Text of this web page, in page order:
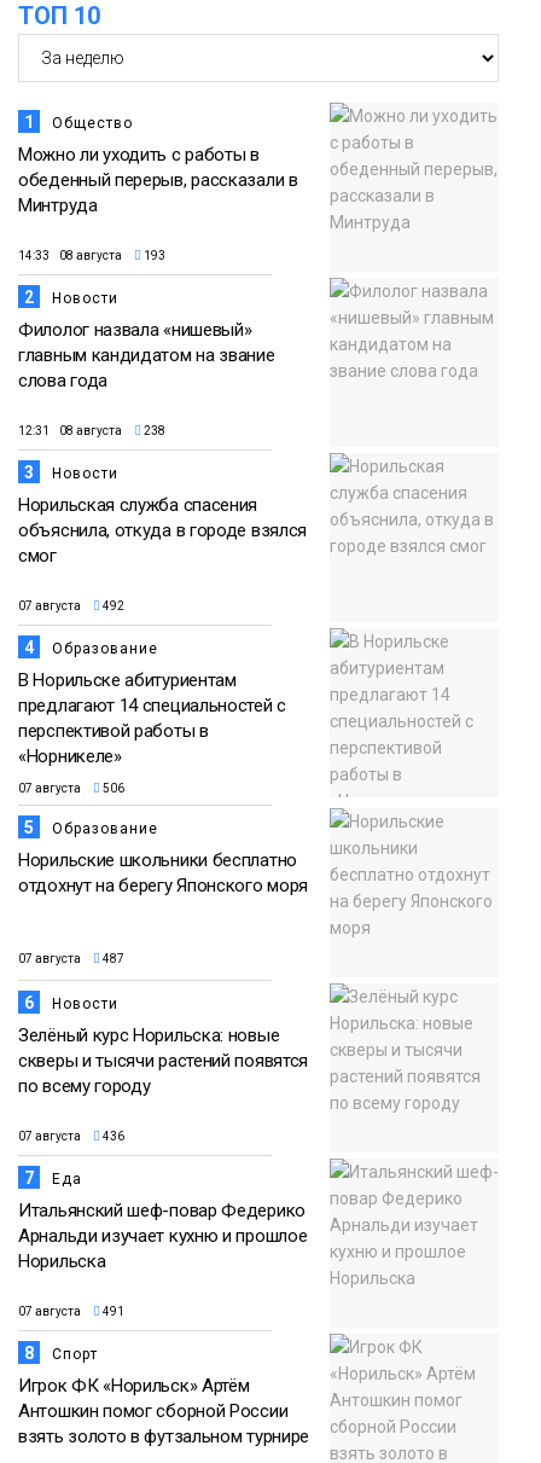
Новости
ТОП 10
1 Общество
Можно ли уходить с работы в
обеденный перерыв, рассказали в
Минтруда
14:33 08 августа 193
2 Новости
Филолог назвала «нишевый»
главным кандидатом на звание
слова года
12:31 08 августа 238
3 Новости
Норильская служба спасения
объяснила, откуда в городе взялся
смог
07 августа 492
4 Образование
В Норильске абитуриентам
предлагают 14 специальностей с
перспективой работы в
«Норникеле»
07 августа 506
5 Образование
Норильские школьники бесплатно
отдохнут на берегу Японского моря
07 августа 487
6 Новости
Зелёный курс Норильска: новые
скверы и тысячи растений появятся
по всему городу
07 августа 436
7 Еда
Итальянский шеф-повар Федерико
Арнальди изучает кухню и прошлое
Норильска
07 августа 491
8 Спорт
Игрок ФК «Норильск» Артём
Антошкин помог сборной России
взять золото в футзальном турнире